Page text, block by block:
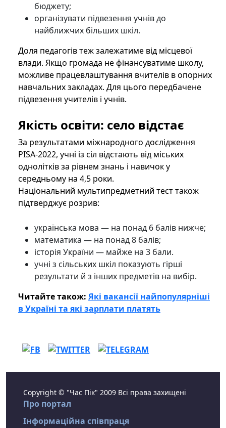
бюджету;
організувати підвезення учнів до
найближчих більших шкіл.
Доля педагогів теж залежатиме від місцевої
влади. Якщо громада не фінансуватиме школу,
можливе працевлаштування вчителів в опорних
навчальних закладах. Для цього передбачене
підвезення учителів і учнів.
Якість освіти: село відстає
За результатами міжнародного дослідження
PISA-2022, учні із сіл відстають від міських
однолітків за рівнем знань і навичок у
середньому на 4,5 роки.
Національний мультипредметний тест також
підтверджує розрив:
українська мова — на понад 6 балів нижче;
математика — на понад 8 балів;
історія України — майже на 3 бали.
учні з сільських шкіл показують гірші
результати й з інших предметів на вибір.
Читайте також: Які вакансії найпопулярніші
в Україні та які зарплати платять
Copyright © "Час Пік" 2009 Всі права захищені
Про портал
Інформаційна співпраця